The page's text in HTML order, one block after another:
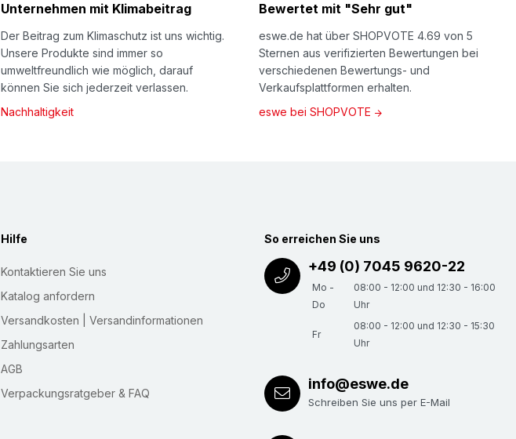
Unternehmen mit Klimabeitrag
Der Beitrag zum Klimaschutz ist uns wichtig.
Unsere Produkte sind immer so
umweltfreundlich wie möglich, darauf
können Sie sich jederzeit verlassen.
Nachhaltigkeit
Bewertet mit "Sehr gut"
eswe.de hat über SHOPVOTE 4.69 von 5
Sternen aus verifizierten Bewertungen bei
verschiedenen Bewertungs- und
Verkaufsplattformen erhalten.
eswe bei SHOPVOTE
Hilfe
Kontaktieren Sie uns
Katalog anfordern
Versandkosten | Versandinformationen
Zahlungsarten
AGB
Verpackungsratgeber & FAQ
So erreichen Sie uns
+49 (0) 7045 9620-22
Mo -
Do
08:00 - 12:00 und 12:30 - 16:00
Uhr
Fr
08:00 - 12:00 und 12:30 - 15:30
Uhr
info@eswe.de
Schreiben Sie uns per E-Mail